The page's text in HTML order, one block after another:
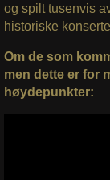
og spilt tusenvis
historiske
Om de som
men dette er for
høydepunkter: